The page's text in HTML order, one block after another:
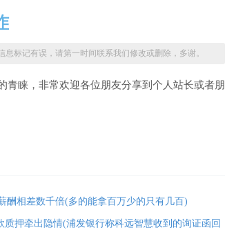
标记有误，请第一时间联系我们修改或删除，多谢。
青睐，非常欢迎各位朋友分享到个人站长或者朋
酬相差数千倍(多的能拿百万少的只有几百)
质押牵出隐情(浦发银行称科远智慧收到的询证函回